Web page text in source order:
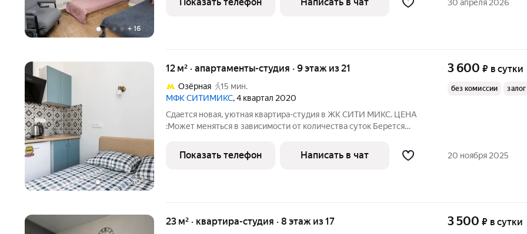
+ 16
гости! На время вашего
30 апреля 2026
+10
12 м² · апартаменты-студия · 9 этаж из 21
Озёрная
15 мин.
МФК СИТИМИКС, 4 квартал 2020
Сдается новая, уютная квартира-студия в ЖК СИТИ МИКС. ЦЕНА
:Может меняться в зависимости от количества суток Берется
запрещено! Фото - настоящие! В квартире стильный, современный
ремонт, что
3 600 ₽ в сутки
без комиссии залог
Показать телефон Написать в чат 20 ноября 2025
23 м² · квартира-студия · 8 этаж из 17 3 500 ₽ в сутки